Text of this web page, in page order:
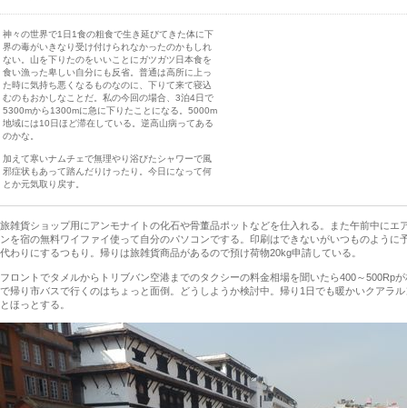
神々の世界で1日1食の粗食で生き延びてきた体に下
界の毒がいきなり受け付けられなかったのかもしれ
ない。山を下りたのをいいことにガツガツ日本食を
食い漁った卑しい自分にも反省。普通は高所に上っ
た時に気持ち悪くなるものなのに、下りて来て寝込
むのもおかしなことだ。私の今回の場合、3泊4日で
5300mから1300mに急に下りたことになる。5000m
地域には10日ほど滞在している。逆高山病ってある
のかな。
加えて寒いナムチェで無理やり浴びたシャワーで風
邪症状もあって踏んだりけったり。今日になって何
とか元気取り戻す。
旅雑貨ショップ用にアンモナイトの化石や骨董品ポットなどを仕入れる。また午前中にエ
ンを宿の無料ワイファイ使って自分のパソコンでする。印刷はできないがいつものように
代わりにするつもり。帰りは旅雑貨商品があるので預け荷物20kg申請している。
フロントでタメルからトリブバン空港までのタクシーの料金相場を聞いたら400～500Rp
で帰り市バスで行くのはちょっと面倒。どうしようか検討中。帰り1日でも暖かいクアラ
とほっとする。